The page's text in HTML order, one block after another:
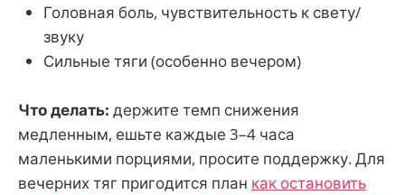
Головная боль, чувствительность к свету/
звуку
Сильные тяги (особенно вечером)
Что делать: держите темп снижения
медленным, ешьте каждые 3–4 часа
маленькими порциями, просите поддержку. Для
вечерних тяг пригодится план как остановить